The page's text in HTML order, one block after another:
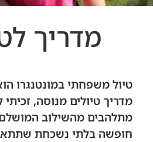
מדריך
טיול משפחתי במונטנגרו
מדריך טיולים מנוסה,
מתלהבים מהשילוב
חופשה בלתי נשכחת